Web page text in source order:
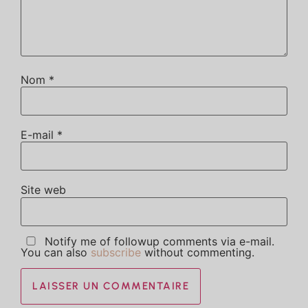
Nom *
E-mail *
Site web
Notify me of followup comments via e-mail.
You can also subscribe without commenting.